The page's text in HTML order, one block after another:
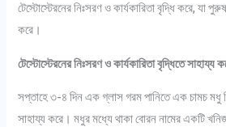
টেস্টোস্টেরনের নিঃসরণ ও কার্যকারিতা বৃদ্ধি করে, যা
করে।
টেস্টোস্টেরনের নিঃসরণ ও কার্যকারিতা বৃদ্ধিতে সাহায্য
সপ্তাহে ৩-৪ দিন এক গ্লাস গরম পানিতে এক চামচ মধু
সাহায্য করে। মধুর মধ্যে থাকা বোরন নামের একটি